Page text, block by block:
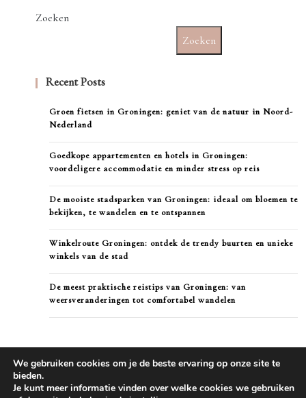
Zoeken
Zoeken
Recent Posts
Groen fietsen in Groningen: geniet van de natuur in Noord-
Nederland
Goedkope appartementen en hotels in Groningen:
voordeligere accommodatie en minder stress op reis
De mooiste stadsparken van Groningen: ideaal om bloemen te
bekijken, te wandelen en te ontspannen
Winkelroute Groningen: ontdek de trendy buurten en unieke
winkels van de stad
De meest praktische reistips van Groningen: van
weersveranderingen tot comfortabel wandelen
We gebruiken cookies om je de beste ervaring op onze site te
bieden.
Je kunt meer informatie vinden over welke cookies we gebruiken